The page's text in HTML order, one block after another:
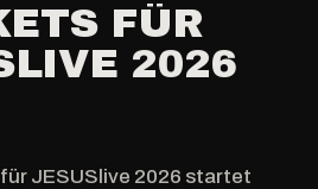
FÜR
2026
JESUSlive 2026 startet